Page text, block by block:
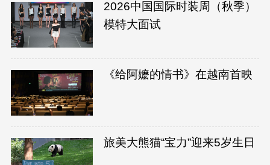
2026中国国际时装周（秋季）
模特大面试
《给阿嬷的情书》在越南首映
旅美大熊猫“宝力”迎来5岁生日